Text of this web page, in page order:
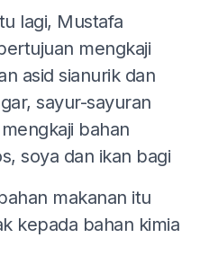
lagi, Mustafa
mengkaji
asid sianurik dan
sayur-sayuran
bahan
soya dan ikan bagi
makanan itu
kepada bahan kimia